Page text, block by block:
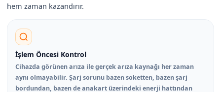
hem zaman kazandırır.
İşlem Öncesi Kontrol
Cihazda görünen arıza ile gerçek arıza kaynağı her zaman
aynı olmayabilir. Şarj sorunu bazen soketten, bazen şarj
bordundan, bazen de anakart üzerindeki enerji hattından